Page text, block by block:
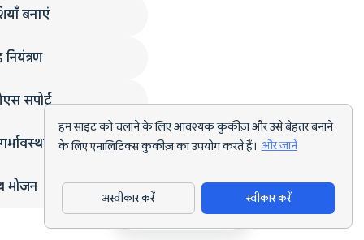
हम साइट को चलाने के लिए आवश्यक कुकीज़ और उसे बेहतर बनाने
के लिए एनालिटिक्स कुकीज़ का उपयोग करते हैं। और जानें
अस्वीकार करें स्वीकार करें
ऐप डाउनलोड करें
बनाएं
सपोर्ट
भोजन